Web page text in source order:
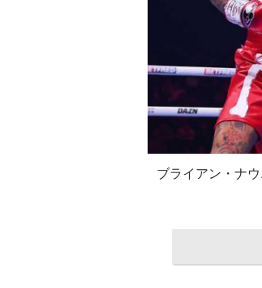
ブライアン・ナ